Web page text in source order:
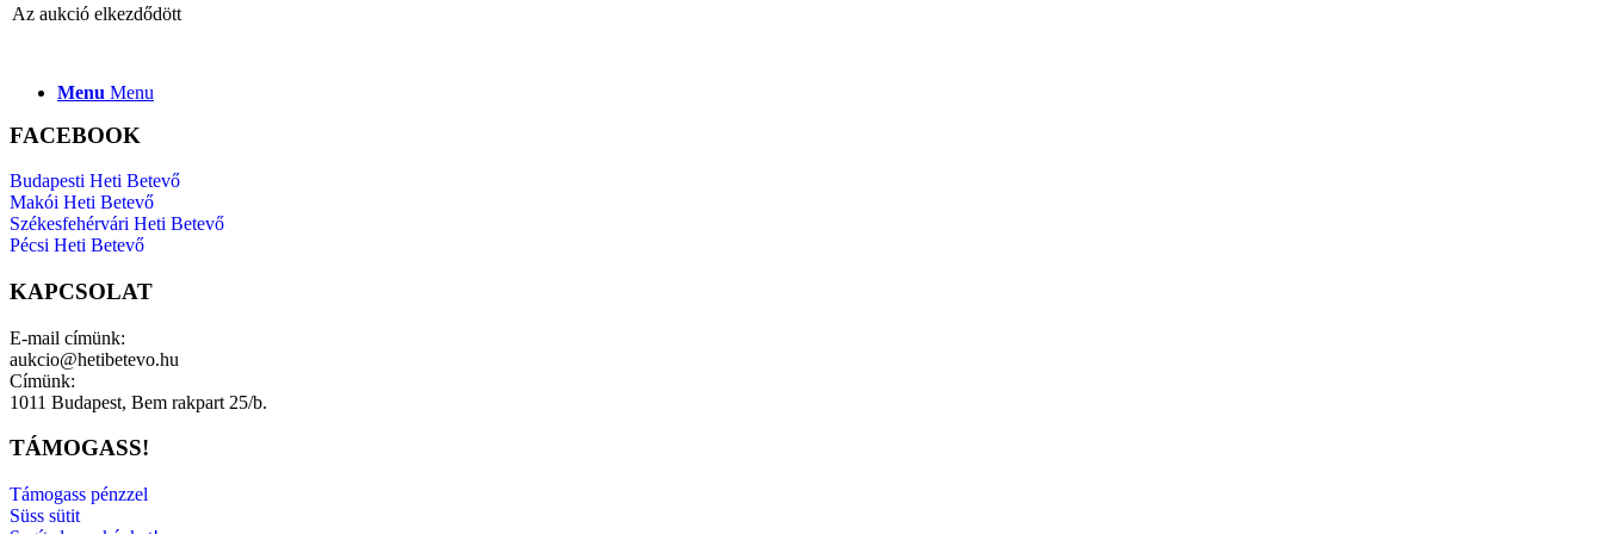
Menu Menu
Az aukció elkezdődött
FACEBOOK
Budapesti Heti Betevő
Makói Heti Betevő
Székesfehérvári Heti Betevő
Pécsi Heti Betevő
KAPCSOLAT
E-mail címünk:
aukcio@hetibetevo.hu
Címünk:
1011 Budapest, Bem rakpart 25/b.
TÁMOGASS!
Támogass pénzzel
Süss sütit